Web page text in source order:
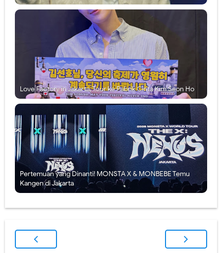
Love Factory in Jakarta, Tour ke Pabrik Cinta Kim Seon Ho
Pertemuan yang Dinanti! MONSTA X & MONBEBE Temu
Kangen di Jakarta